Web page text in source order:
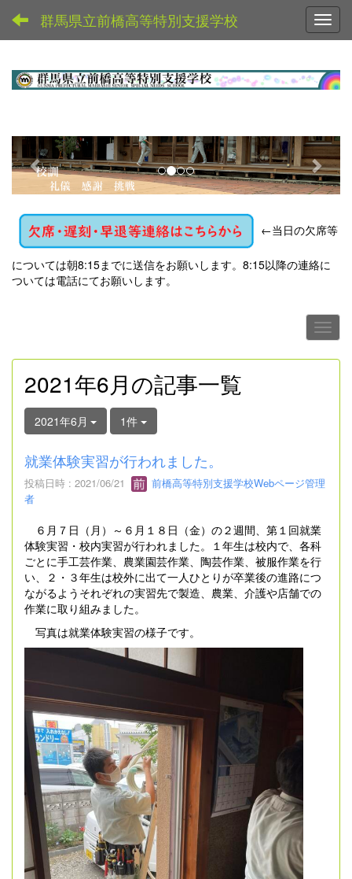
群馬県立前橋高等特別支援学校
p
r
e
v
i
o
u
n
e
x
←当日の欠席等
については朝8:15までに送信をお願いします。8:15以降の連絡に
ついては電話にてお願いします。
2021年6月の記事一覧
2021年6月 1件
就業体験実習が行われました。
投稿日時 : 2021/06/21
前橋高等特別支援学校Webページ管理
者
６月７日（月）～６月１８日（金）の２週間、第１回就業
体験実習・校内実習が行われました。１年生は校内で、各科
ごとに手工芸作業、農業園芸作業、陶芸作業、被服作業を行
い、２・３年生は校外に出て一人ひとりが卒業後の進路につ
ながるようそれぞれの実習先で製造、農業、介護や店舗での
作業に取り組みました。
写真は就業体験実習の様子です。